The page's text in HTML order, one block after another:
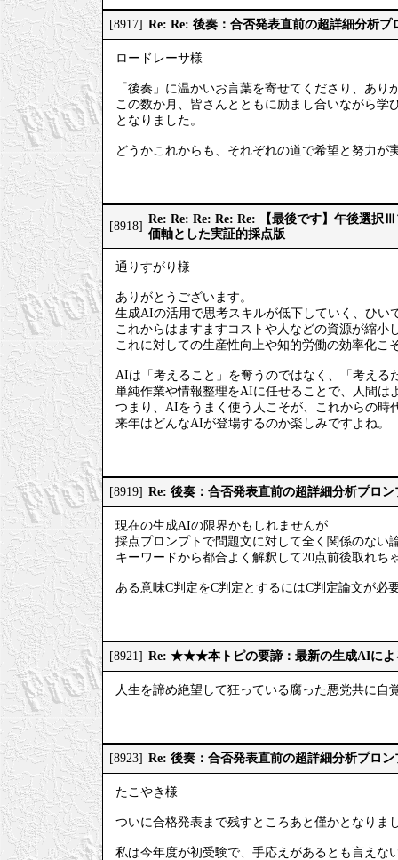
[8917] Re: Re: 後奏：合否発表直前の超詳細分析
ロードレーサ様
「後奏」に温かいお言葉を寄せてくださり、あり
この数か月、皆さんとともに励まし合いながら
となりました。
どうかこれからも、それぞれの道で希望と努力が
[8918]
Re: Re: Re: Re: Re: 【最後です】午後選択
価軸とした実証的採点版
通りすがり様
ありがとうございます。
生成AIの活用で思考スキルが低下していく、ひい
これからはますますコストや人などの資源が縮小
これに対しての生産性向上や知的労働の効率化こ
AIは「考えること」を奪うのではなく、「考える
単純作業や情報整理をAIに任せることで、人間は
つまり、AIをうまく使う人こそが、これからの時
来年はどんなAIが登場するのか楽しみですよね。
[8919] Re: 後奏：合否発表直前の超詳細分析プロ
現在の生成AIの限界かもしれませんが
採点プロンプトで問題文に対して全く関係のない
キーワードから都合よく解釈して20点前後取れち
ある意味C判定をC判定とするにはC判定論文が必
[8921] Re: ★★★本トピの要諦：最新の生成AIによ
人生を諦め絶望して狂っている腐った悪党共に自
[8923] Re: 後奏：合否発表直前の超詳細分析プロ
たこやき様
ついに合格発表まで残すところあと僅かとなりま
私は今年度が初受験で、手応えがあるとも言えな